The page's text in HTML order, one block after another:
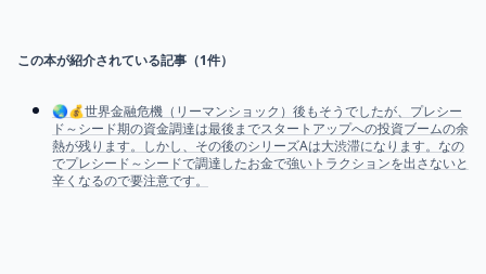
この本が紹介されている記事（1件）
🌏💰世界金融危機（リーマンショック）後もそうでしたが、プレシー
ド～シード期の資金調達は最後までスタートアップへの投資ブームの余
熱が残ります。しかし、その後のシリーズAは大渋滞になります。なの
でプレシード～シードで調達したお金で強いトラクションを出さないと
辛くなるので要注意です。